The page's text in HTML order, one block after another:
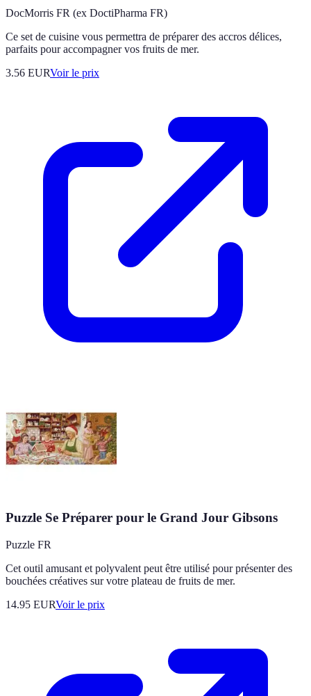
DocMorris FR (ex DoctiPharma FR)
Ce set de cuisine vous permettra de préparer des accros délices,
parfaits pour accompagner vos fruits de mer.
3.56 EURVoir le prix
Puzzle Se Préparer pour le Grand Jour Gibsons
Puzzle FR
Cet outil amusant et polyvalent peut être utilisé pour présenter des
bouchées créatives sur votre plateau de fruits de mer.
14.95 EURVoir le prix